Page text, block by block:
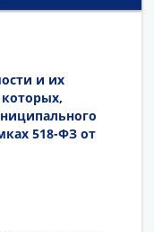
и их
518-ФЗ от